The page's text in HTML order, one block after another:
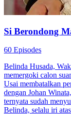
Si Berondong
60 Episodes
Belinda Husada,
memergoki calon
Usai membatalkan
dengan Johan
ternyata sudah
Belinda, selalu iri